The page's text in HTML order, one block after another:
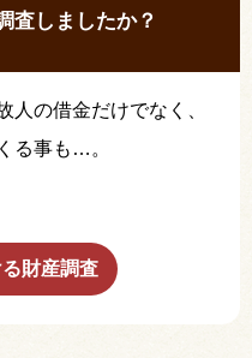
査しましたか？
人の借金だけでなく、
る事も…。
財産調査